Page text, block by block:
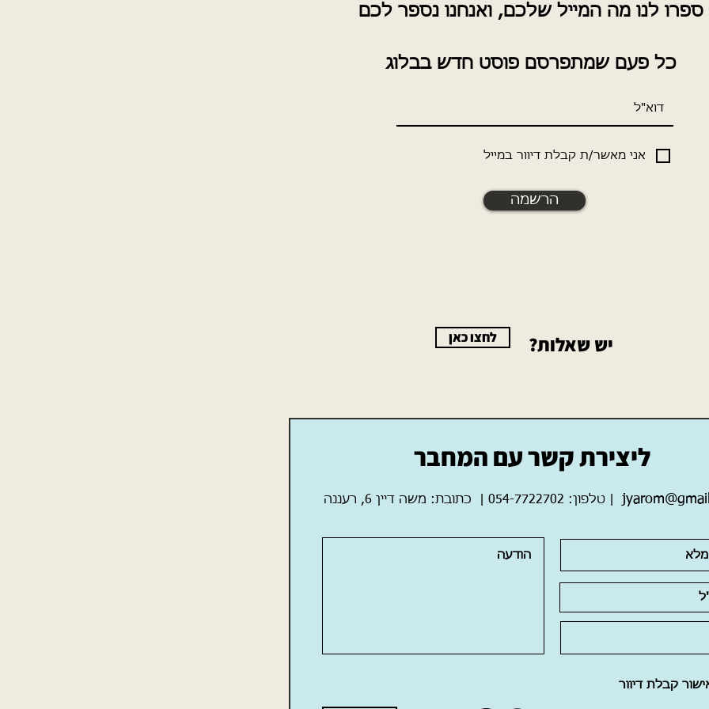
ספרו לנו מה המייל שלכם, ואנחנו נספר לכם
כל פעם שמתפרסם פוסט חדש בבלוג
אני מאשר/ת קבלת דיוור במייל
הרשמה
לחצו כאן יש שאלות?
ליצירת קשר עם המחבר
טלפון: 054-7722702כתובת: משה דיין 6, רעננה
קבלת דיוור